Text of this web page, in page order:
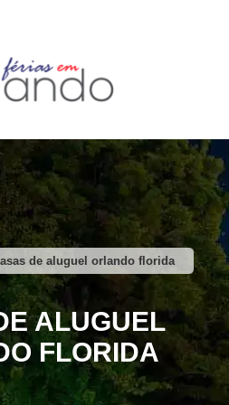
de aluguel orlando florida
ALUGUEL
FLORIDA